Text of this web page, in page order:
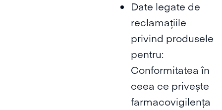
Date legate de
reclamațiile
privind produsele
pentru:
Conformitatea în
ceea ce privește
farmacovigilența